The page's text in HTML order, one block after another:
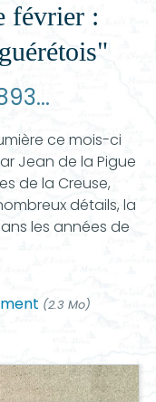
février :
ce mois-ci
Jean de la Pigue
de la Creuse,
détails, la
les années de
(2.3 Mo)